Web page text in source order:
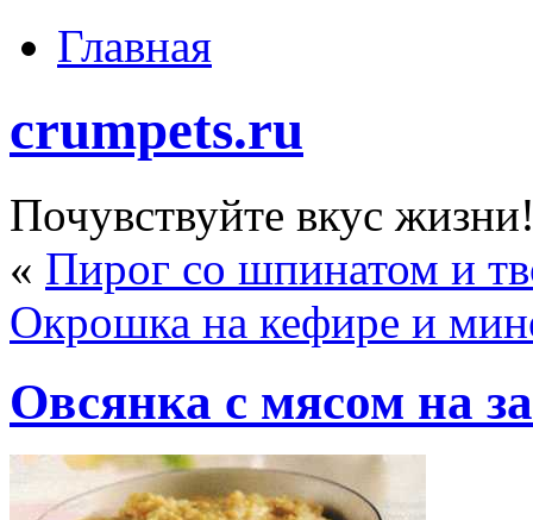
Главная
crumpets.ru
Почувствуйте вкус
« Пирог со шпинатом и
Окрошка на кефире и
Овсянка с мясом на